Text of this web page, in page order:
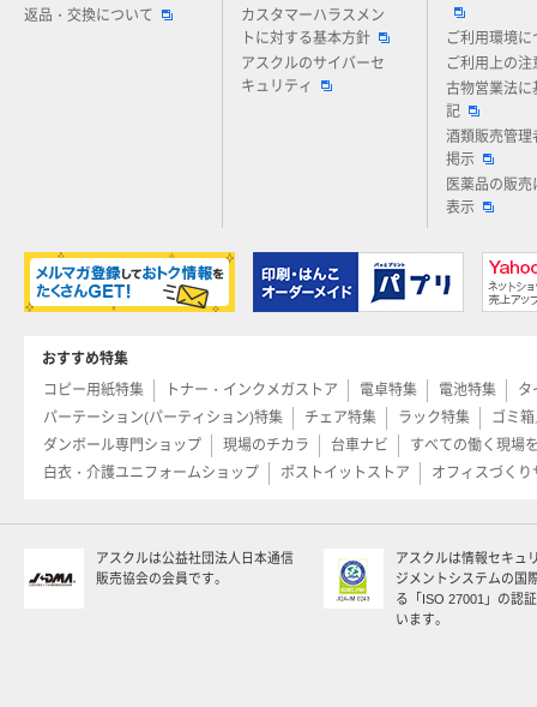
返品・交換について
カスタマーハラスメン
トに対する基本方針
アスクルのサイバーセ
キュリティ
ご利用環境に
ご利用上の注
古物営業法に
記
酒類販売管理
掲示
医薬品の販売
表示
おすすめ特集
コピー用紙特集
トナー・インクメガストア 電卓特集 電池特集
タ
パーテーション(パーティション)特集
チェア特集 ラック特集
ゴミ
ダンボール専門ショップ
現場のチカラ 台車ナビ
すべての働く現場
白衣・介護ユニフォームショップ
ポストイットストア オフィスづくり
アスクルは公益社団法人日本通信
販売協会の会員です。
アスクルは情報セキュ
ジメントシステムの国
る「ISO 27001」の認
います。